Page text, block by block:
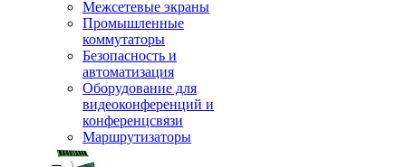
Межсетевые экраны
Промышленные
коммутаторы
Безопасность и
автоматизация
Оборудование для
видеоконференций и
конференцсвязи
Маршрутизаторы